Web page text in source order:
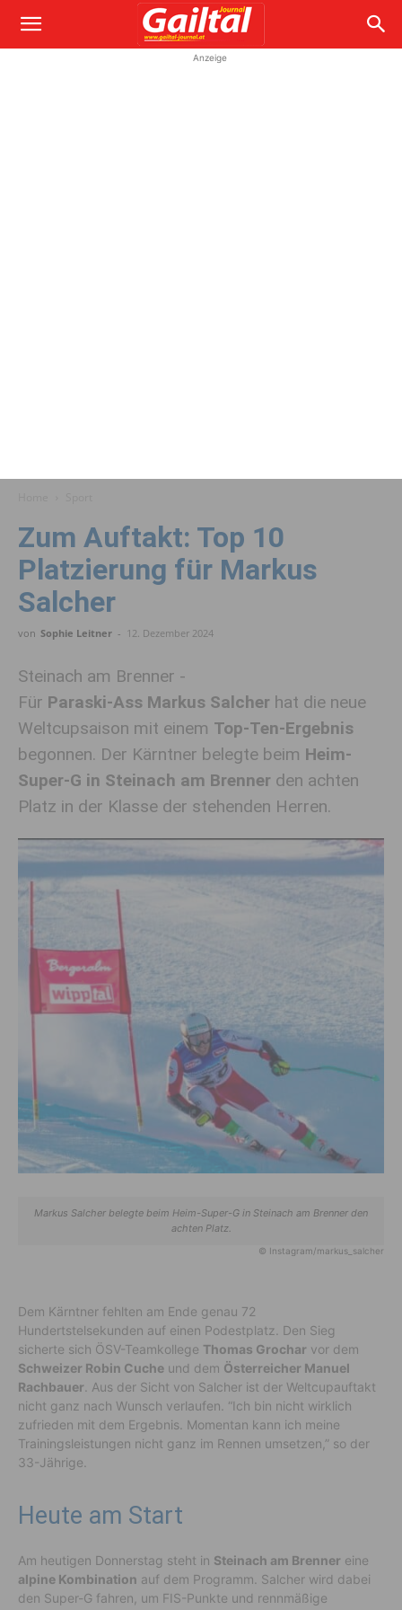
Anzeige
Zum Auftakt: Top 10
Platzierung für Markus
Salcher
von Sophie Leitner - 12. Dezember 2024
Steinach am Brenner -
Für Paraski-Ass Markus Salcher hat die neue
Weltcupsaison mit einem Top-Ten-Ergebnis
begonnen. Der Kärntner belegte beim Heim-
Super-G in Steinach am Brenner den achten
Platz in der Klasse der stehenden Herren.
Markus Salcher belegte beim Heim-Super-G in Steinach am Brenner den
achten Platz.
© Instagram/markus_salcher
Dem Kärntner fehlten am Ende genau 72
Hundertstelsekunden auf einen Podestplatz. Den Sieg
sicherte sich ÖSV-Teamkollege Thomas Grochar vor dem
Schweizer Robin Cuche und dem Österreicher Manuel
Rachbauer . Aus der Sicht von Salcher ist der Weltcupauftakt
nicht ganz nach Wunsch verlaufen. “Ich bin nicht wirklich
zufrieden mit dem Ergebnis. Momentan kann ich meine
Trainingsleistungen nicht ganz im Rennen umsetzen,” so der
33-Jährige.
Heute am Start
Am heutigen Donnerstag steht in Steinach am Brenner eine
alpine Kombination auf dem Programm. Salcher wird dabei
den Super-G fahren, um FIS-Punkte und rennmäßige